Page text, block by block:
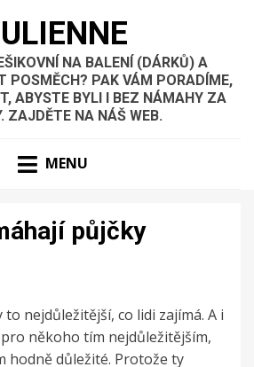
NA BALENÍ (DÁRKŮ) A
POSMĚCH? PAK VÁM PORADÍME,
ABYSTE BYLI I BEZ NÁMAHY ZA
ZAJDĚTE NA NÁŠ WEB.
MENU
půjčky
to nejdůležitější, co lidi zajímá. A i
někoho tím nejdůležitějším,
hodně důležité. Protože ty